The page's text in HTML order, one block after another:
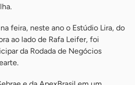
feira, neste ano o Estúdio Lira, do
ao lado de Rafa Leifer, foi
da Rodada de Negócios